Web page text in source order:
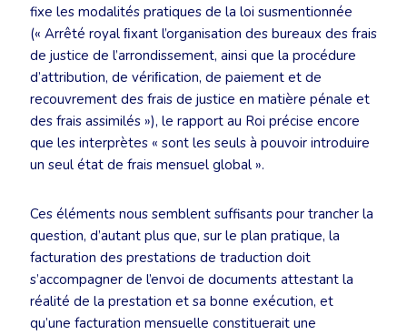
fixe les modalités pratiques de la loi susmentionnée
(« Arrêté royal ﬁxant l’organisation des bureaux des frais
de justice de l’arrondissement, ainsi que la procédure
d’attribution, de vériﬁcation, de paiement et de
recouvrement des frais de justice en matière pénale et
des frais assimilés »), le rapport au Roi précise encore
que les interprètes « sont les seuls à pouvoir introduire
un seul état de frais mensuel global ».
Ces éléments nous semblent suffisants pour trancher la
question, d’autant plus que, sur le plan pratique, la
facturation des prestations de traduction doit
s’accompagner de l’envoi de documents attestant la
réalité de la prestation et sa bonne exécution, et
qu’une facturation mensuelle constituerait une